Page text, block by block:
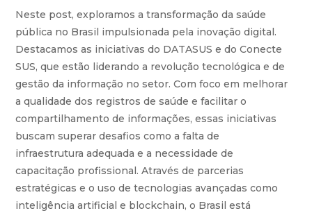
Neste post, exploramos a transformação da saúde
pública no Brasil impulsionada pela inovação digital.
Destacamos as iniciativas do DATASUS e do Conecte
SUS, que estão liderando a revolução tecnológica e de
gestão da informação no setor. Com foco em melhorar
a qualidade dos registros de saúde e facilitar o
compartilhamento de informações, essas iniciativas
buscam superar desafios como a falta de
infraestrutura adequada e a necessidade de
capacitação profissional. Através de parcerias
estratégicas e o uso de tecnologias avançadas como
inteligência artificial e blockchain, o Brasil está